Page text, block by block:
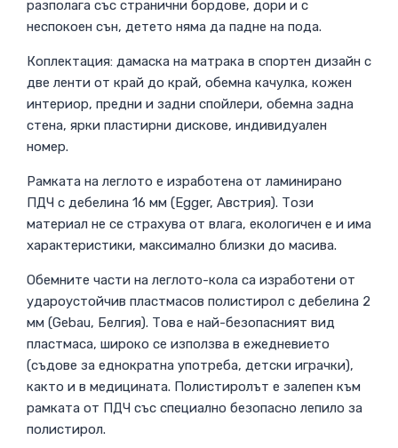
разполага със странични бордове, дори и с
неспокоен сън, детето няма да падне на пода.
Коплектация: дамаска на матрака в спортен дизайн с
две ленти от край до край, обемна качулка, кожен
интериор, предни и задни спойлери, обемна задна
стена, ярки пластирни дискове, индивидуален
номер.
Рамката на леглото е изработена от ламинирано
ПДЧ с дебелина 16 мм (Egger, Австрия). Този
материал не се страхува от влага, екологичен е и има
характеристики, максимално близки до масива.
Обемните части на леглото-кола са изработени от
удароустойчив пластмасов полистирол с дебелина 2
мм (Gebau, Белгия). Това е най-безопасният вид
пластмаса, широко се използва в ежедневието
(съдове за еднократна употреба, детски играчки),
както и в медицината. Полистиролът е залепен към
рамката от ПДЧ със специално безопасно лепило за
полистирол.